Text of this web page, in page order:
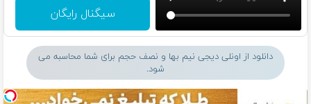
سیگنال رایگان
دانلود از اونلی دیجی نیم بها و نصف حجم برای شما محاسبه می
شود.